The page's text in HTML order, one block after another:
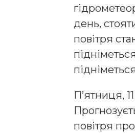
день,
повітря
П’ятниця,
повітря